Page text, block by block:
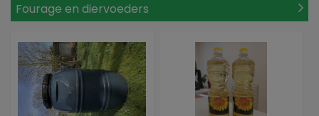
Fourage en diervoeders